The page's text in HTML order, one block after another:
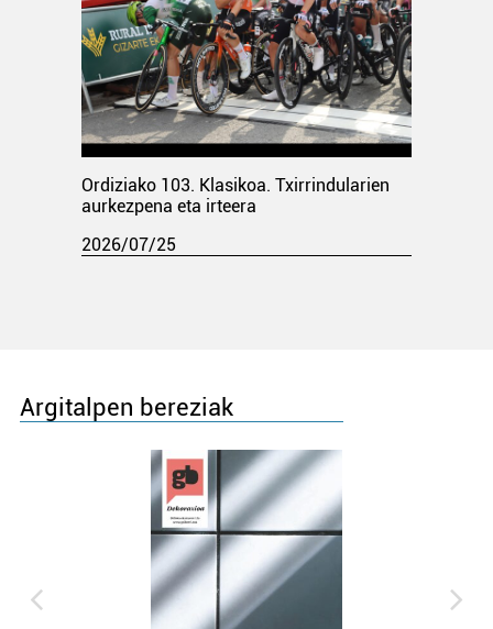
Ordiziako 103. Klasikoa. Txirrindularien
aurkezpena eta irteera
2026/07/25
Argitalpen bereziak